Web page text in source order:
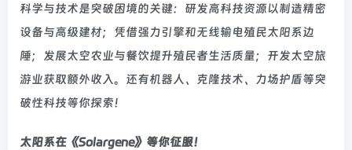
科学与技术是突破困境的关键：研发高科技资源以制造精密
设备与高级建材；凭借强力引擎和无线输电殖民太阳系边
陲；发展太空农业与餐饮提升殖民者生活质量；开发太空旅
游业获取额外收入。还有机器人、克隆技术、力场护盾等突
破性科技等你探索！
太阳系在《Solargene》等你征服！